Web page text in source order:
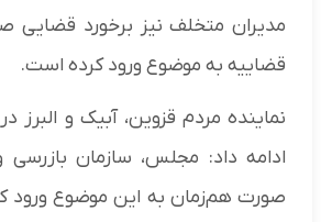
مدیران متخلف نیز برخورد قضایی
قضاییه به موضوع ورود کرده است.
نماینده مردم قزوین، آبیک و البرز
ادامه داد: مجلس، سازمان
صورت هم‌زمان به این موضوع ورود